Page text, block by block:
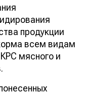
продукции
всем видам
мясного и